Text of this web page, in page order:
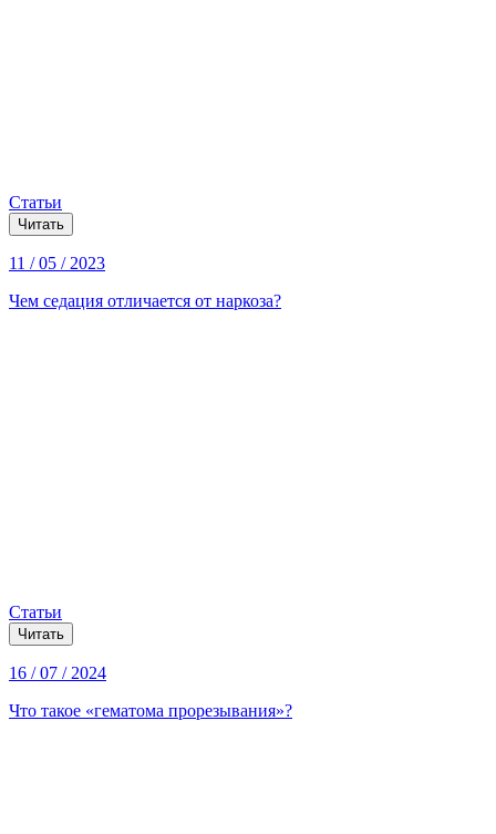
Статьи
Читать
11 / 05 / 2023
Чем седация отличается от наркоза?
Статьи
Читать
16 / 07 / 2024
Что такое «гематома прорезывания»?